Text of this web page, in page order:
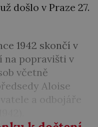
došlo v Praze 27.
1942 skončí v
na popravišti v
včetně
Aloise
a odbojáře